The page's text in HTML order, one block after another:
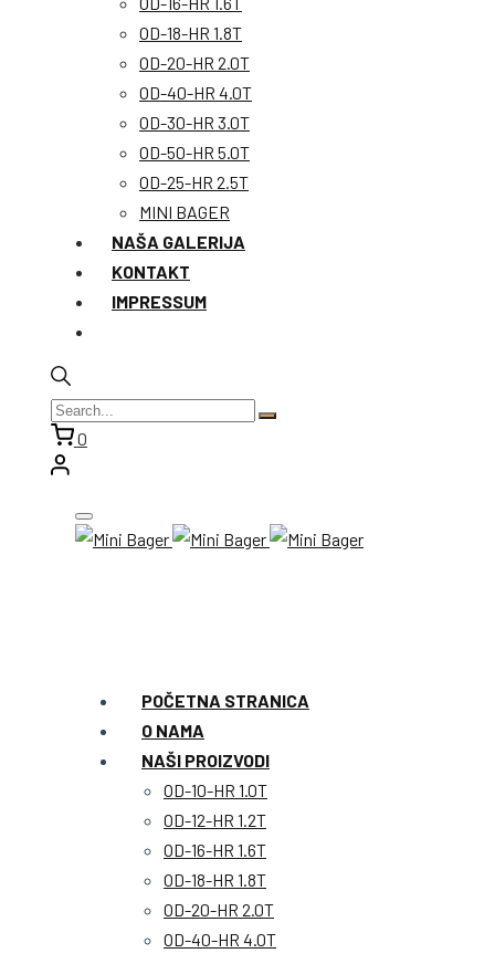
OD-18-HR 1.8T
OD-20-HR 2.0T
OD-40-HR 4.0T
OD-30-HR 3.0T
OD-50-HR 5.0T
OD-25-HR 2.5T
MINI BAGER
NAŠA GALERIJA
KONTAKT
IMPRESSUM
0
POČETNA STRANICA
O NAMA
NAŠI PROIZVODI
OD-10-HR 1.0T
OD-12-HR 1.2T
OD-16-HR 1.6T
OD-18-HR 1.8T
OD-20-HR 2.0T
OD-40-HR 4.0T